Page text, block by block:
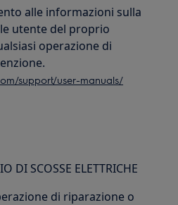
alle informazioni sulla
utente del proprio
operazione di
support/user-manuals/
DI SCOSSE ELETTRICHE
di riparazione o